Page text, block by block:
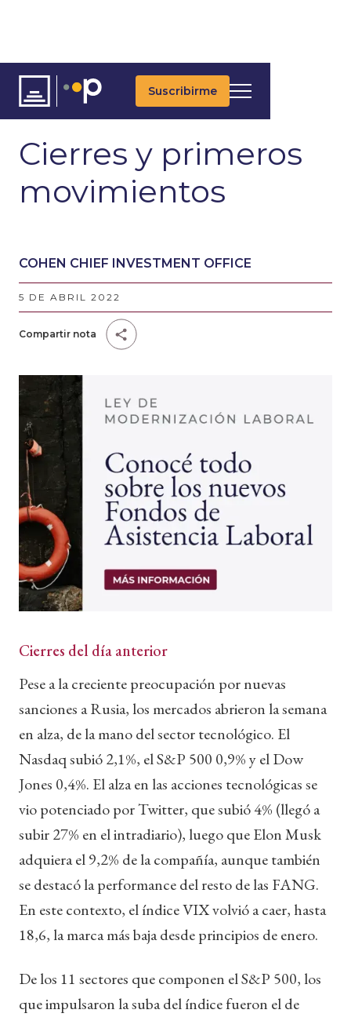
Suscribirme
ARTÍCULOS
Cierres y primeros
movimientos
COHEN CHIEF INVESTMENT OFFICE
5 DE ABRIL 2022
Compartir nota
Cierres del día anterior
Pese a la creciente preocupación por nuevas
sanciones a Rusia, los mercados abrieron la semana
en alza, de la mano del sector tecnológico. El
Nasdaq subió 2,1%, el S&P 500 0,9% y el Dow
Jones 0,4%. El alza en las acciones tecnológicas se
vio potenciado por Twitter, que subió 4% (llegó a
subir 27% en el intradiario), luego que Elon Musk
adquiera el 9,2% de la compañía, aunque también
se destacó la performance del resto de las FANG.
En este contexto, el índice VIX volvió a caer, hasta
18,6, la marca más baja desde principios de enero.
De los 11 sectores que componen el S&P 500, los
que impulsaron la suba del índice fueron el de